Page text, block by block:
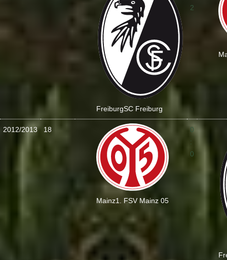
FreiburgSC Freiburg
2
2012/2013 18
Mainz1. FSV Mainz 05
0
:
0